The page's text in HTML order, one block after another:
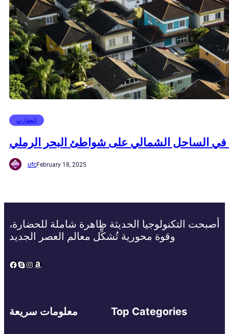
العقارت
في الساحل الشمالي على شواطئ البحر الرملي
ufcFebruary 18, 2025
أصبحت التكنولوجيا الحديثة ظاهرة شاملة للحضارة،
وقوة محورية تُشكِّل معالم العصر الجديد
Facebook
Skype
Instagram
Amazon
معلومات سريعة Top Categories